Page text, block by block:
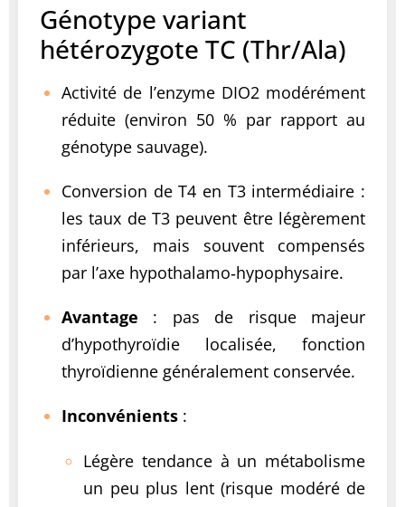
Génotype variant
hétérozygote TC (Thr/Ala)
Activité de l’enzyme DIO2 modérément
réduite (environ 50 % par rapport au
génotype sauvage).
Conversion de T4 en T3 intermédiaire :
les taux de T3 peuvent être légèrement
inférieurs, mais souvent compensés
par l’axe hypothalamo‑hypophysaire.
Avantage : pas de risque majeur
d’hypothyroïdie localisée, fonction
thyroïdienne généralement conservée.
Inconvénients :
Légère tendance à un métabolisme
un peu plus lent (risque modéré de